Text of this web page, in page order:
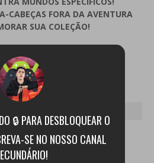
CABEÇAS FORA DA AVENTURA
SUA COLEÇÃO!
🔒 PARA DESBLOQUEAR O
SE NO NOSSO CANAL